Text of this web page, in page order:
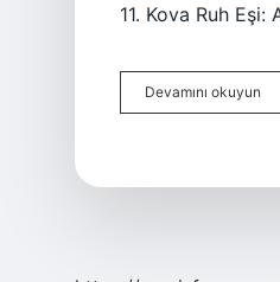
11. Kova Ruh
Devamını okuyun